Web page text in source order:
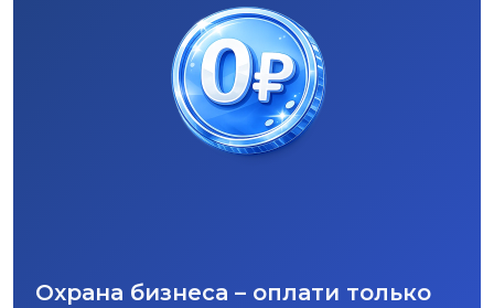
Охрана бизнеса – оплати только